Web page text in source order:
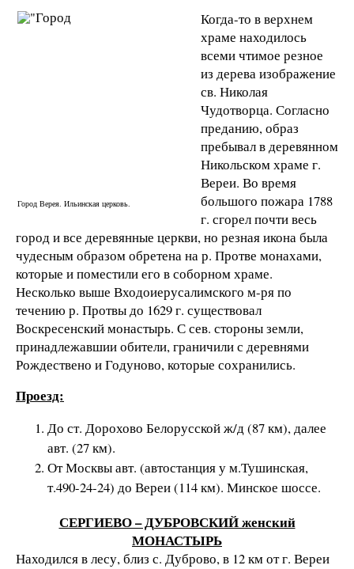
Город Верея. Ильинская церковь.
Когда-то в верхнем
храме находилось
всеми чтимое резное
из дерева изображение
св. Николая
Чудотворца. Согласно
преданию, образ
пребывал в деревянном
Никольском храме г.
Вереи. Во время
большого пожара 1788
г. сгорел почти весь
город и все деревянные церкви, но резная икона была
чудесным образом обретена на р. Протве монахами,
которые и поместили его в соборном храме.
Несколько выше Входоиерусалимского м-ря по
течению р. Протвы до 1629 г. существовал
Воскресенский монастырь. С сев. стороны земли,
принадлежавшии обители, граничили с деревнями
Рождествено и Годуново, которые сохранились.
Проезд:
До ст. Дорохово Белорусской ж/д (87 км), далее
авт. (27 км).
От Москвы авт. (автостанция у м.Тушинская,
т.490-24-24) до Вереи (114 км). Минское шоссе.
СЕРГИЕВО – ДУБРОВСКИЙ женский
МОНАСТЫРЬ
Находился в лесу, близ с. Дуброво, в 12 км от г. Вереи